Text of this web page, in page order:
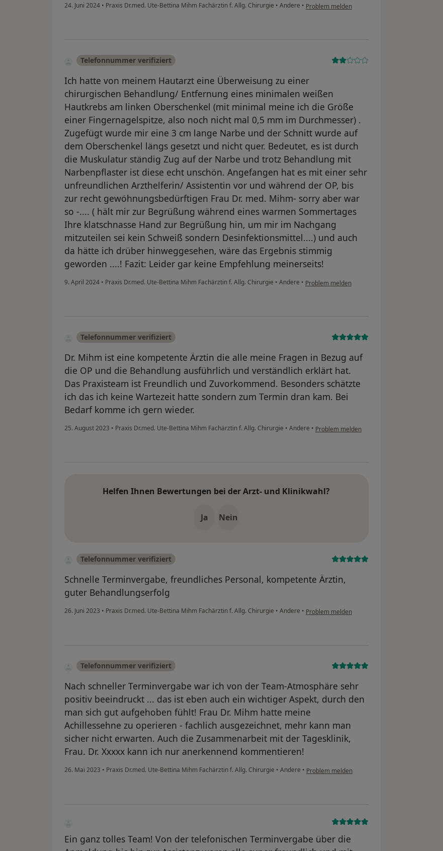
24. Juni 2024 • Praxis Dr.med. Ute-Bettina Mihm Fachärztin f. Allg. Chirurgie • Andere • Problem melden
Telefonnummer verifiziert
Ich hatte von meinem Hautarzt eine Überweisung zu einer
chirurgischen Behandlung/ Entfernung eines minimalen weißen
Hautkrebs am linken Oberschenkel (mit minimal meine ich die Größe
einer Fingernagelspitze, also noch nicht mal 0,5 mm im Durchmesser) .
Zugefügt wurde mir eine 3 cm lange Narbe und der Schnitt wurde auf
dem Oberschenkel längs gesetzt und nicht quer. Bedeutet, es ist durch
die Muskulatur ständig Zug auf der Narbe und trotz Behandlung mit
Narbenpflaster ist diese echt unschön. Angefangen hat es mit einer sehr
unfreundlichen Arzthelferin/ Assistentin vor und während der OP, bis
zur recht gewöhnungsbedürftigen Frau Dr. med. Mihm- sorry aber war
so -.... ( hält mir zur Begrüßung während eines warmen Sommertages
Ihre klatschnasse Hand zur Begrüßung hin, um mir im Nachgang
mitzuteilen sei kein Schweiß sondern Desinfektionsmittel....) und auch
da hätte ich drüber hinweggesehen, wäre das Ergebnis stimmig
geworden ....! Fazit: Leider gar keine Empfehlung meinerseits!
9. April 2024 • Praxis Dr.med. Ute-Bettina Mihm Fachärztin f. Allg. Chirurgie • Andere • Problem melden
Telefonnummer verifiziert
Dr. Mihm ist eine kompetente Ärztin die alle meine Fragen in Bezug auf
die OP und die Behandlung ausführlich und verständlich erklärt hat.
Das Praxisteam ist Freundlich und Zuvorkommend. Besonders schätzte
ich das ich keine Wartezeit hatte sondern zum Termin dran kam. Bei
Bedarf komme ich gern wieder.
25. August 2023 • Praxis Dr.med. Ute-Bettina Mihm Fachärztin f. Allg. Chirurgie • Andere • Problem melden
Helfen Ihnen Bewertungen bei der Arzt- und Klinikwahl?
Ja Nein
Telefonnummer verifiziert
Schnelle Terminvergabe, freundliches Personal, kompetente Ärztin,
guter Behandlungserfolg
26. Juni 2023 • Praxis Dr.med. Ute-Bettina Mihm Fachärztin f. Allg. Chirurgie • Andere • Problem melden
Telefonnummer verifiziert
Nach schneller Terminvergabe war ich von der Team-Atmosphäre sehr
positiv beeindruckt ... das ist eben auch ein wichtiger Aspekt, durch den
man sich gut aufgehoben fühlt! Frau Dr. Mihm hatte meine
Achillessehne zu operieren - fachlich ausgezeichnet, mehr kann man
sicher nicht erwarten. Auch die Zusammenarbeit mit der Tagesklinik,
Frau. Dr. Xxxxx kann ich nur anerkennend kommentieren!
26. Mai 2023 • Praxis Dr.med. Ute-Bettina Mihm Fachärztin f. Allg. Chirurgie • Andere • Problem melden
Ein ganz tolles Team! Von der telefonischen Terminvergabe über die